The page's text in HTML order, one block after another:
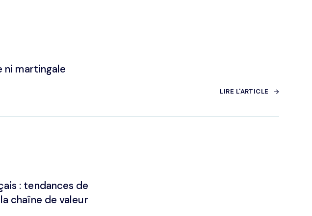
ni martingale
LIRE L'ARTICLE
: tendances de
chaîne de valeur